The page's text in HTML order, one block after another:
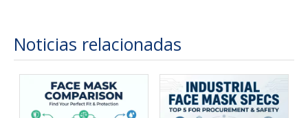
Noticias relacionadas